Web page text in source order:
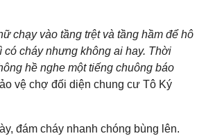
chạy vào tầng trệt và tầng hầm để hô
có cháy nhưng không ai hay. Thời
hề nghe một tiếng chuông báo
vệ chợ đối diện chung cư Tô Ký
đám cháy nhanh chóng bùng lên.